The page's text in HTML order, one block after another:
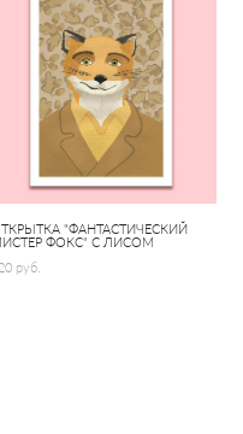
"ФАНТАСТИЧЕСКИЙ
ФОКС" С ЛИСОМ
pуб.